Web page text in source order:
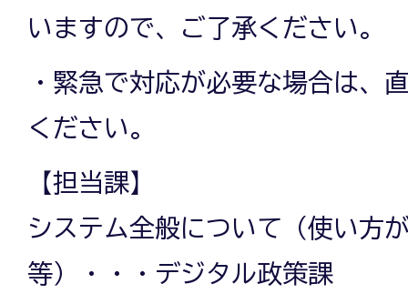
いますので、ご了承ください。
・緊急で対応が必要な場合は、
ください。
【担当課】
システム全般について（使い方
等）・・・デジタル政策課